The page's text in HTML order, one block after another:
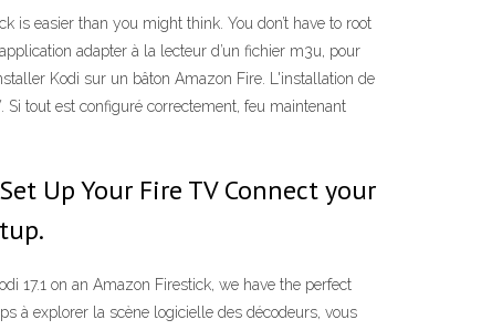
easier than you might think. You don’t have to root
adapter à la lecteur d’un fichier m3u, pour
Kodi sur un bâton Amazon Fire. L'installation de
tout est configuré correctement, feu maintenant
Up Your Fire TV Connect your
17.1 on an Amazon Firestick, we have the perfect
à explorer la scène logicielle des décodeurs, vous